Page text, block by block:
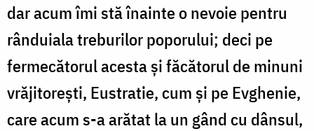
dar acum îmi stă înainte o nevoie pentru
rânduiala treburilor poporului; deci pe
fermecătorul acesta şi făcătorul de minuni
vrăjitoreşti, Eustratie, cum şi pe Evghenie,
care acum s-a arătat la un gând cu dânsul,